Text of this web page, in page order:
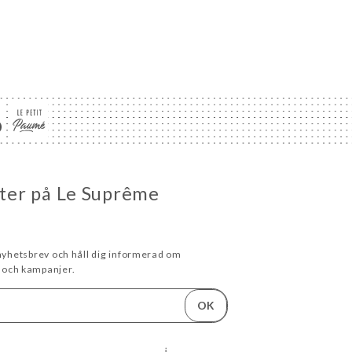
på Le Suprême
och håll dig informerad om
kampanjer.
OK